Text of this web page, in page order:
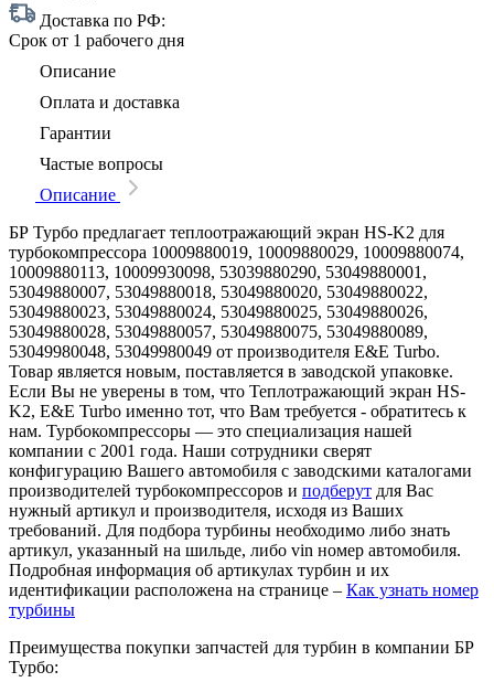
Доставка по РФ:
Срок от 1 рабочего дня
Описание
Оплата и доставка
Гарантии
Частые вопросы
Описание
БР Турбо предлагает теплоотражающий экран HS-K2 для
турбокомпрессора 10009880019, 10009880029, 10009880074,
10009880113, 10009930098, 53039880290, 53049880001,
53049880007, 53049880018, 53049880020, 53049880022,
53049880023, 53049880024, 53049880025, 53049880026,
53049880028, 53049880057, 53049880075, 53049880089,
53049980048, 53049980049 от производителя E&E Turbo.
Товар является новым, поставляется в заводской упаковке.
Если Вы не уверены в том, что Теплотражающий экран HS-
K2, E&E Turbo именно тот, что Вам требуется - обратитесь к
нам. Турбокомпрессоры — это специализация нашей
компании с 2001 года. Наши сотрудники сверят
конфигурацию Вашего автомобиля с заводскими каталогами
производителей турбокомпрессоров и подберут для Вас
нужный артикул и производителя, исходя из Ваших
требований. Для подбора турбины необходимо либо знать
артикул, указанный на шильде, либо vin номер автомобиля.
Подробная информация об артикулах турбин и их
идентификации расположена на странице – Как узнать номер
турбины
Преимущества покупки запчастей для турбин в компании БР
Турбо: